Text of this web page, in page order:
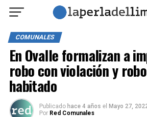
COMUNALES
En Ovalle formalizan a
robo con violación y
habitado
Publicado hace 4 años el Mayo 27,
Por Red Comunales